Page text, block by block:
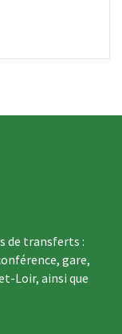
de transferts :
gare,
Loir, ainsi que